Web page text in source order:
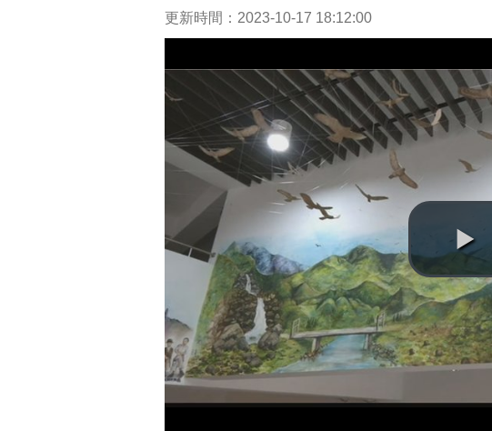
更新時間：2023-10-17 18:12:00